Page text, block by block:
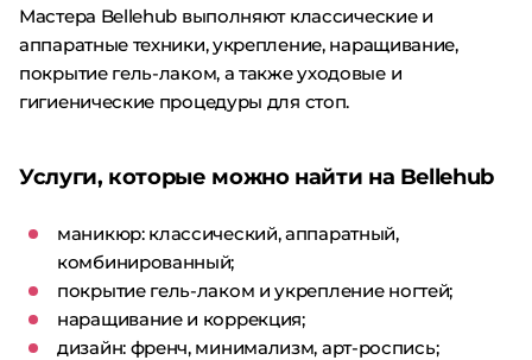
Мастера Bellehub выполняют классические и
аппаратные техники, укрепление, наращивание,
покрытие гель-лаком, а также уходовые и
гигиенические процедуры для стоп.
Услуги, которые можно найти на Bellehub
маникюр: классический, аппаратный,
комбинированный;
покрытие гель-лаком и укрепление ногтей;
наращивание и коррекция;
дизайн: френч, минимализм, арт-роспись;